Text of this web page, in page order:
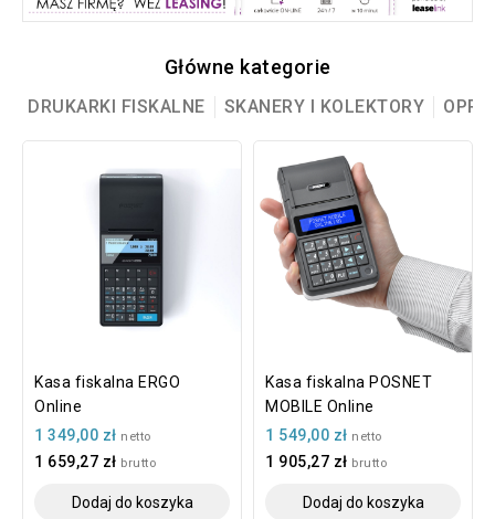
Główne kategorie
DRUKARKI FISKALNE SKANERY I KOLEKTORY
Kasa fiskalna ERGO
Online
1 349,00 zł netto
1 659,27 zł brutto
Dodaj do koszyka
Kasa fiskalna POSNET
MOBILE Online
1 549,00 zł netto
1 905,27 zł brutto
Dodaj do koszyka